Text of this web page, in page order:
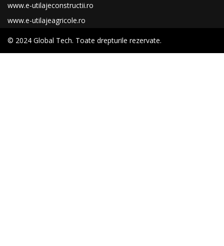
www.e-utilajeconstructii.ro
www.e-utilajeagricole.ro
© 2024 Global Tech. Toate drepturile rezervate.